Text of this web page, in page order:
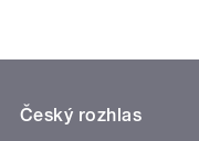
Český rozhlas